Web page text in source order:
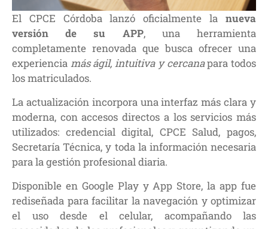
El CPCE Córdoba lanzó oficialmente la nueva
versión de su APP, una herramienta
completamente renovada que busca ofrecer una
experiencia más ágil, intuitiva y cercanapara todos
los matriculados.
La actualización incorpora una interfaz más clara y
moderna, con accesos directos a los servicios más
utilizados: credencial digital, CPCE Salud, pagos,
Secretaría Técnica, y toda la información necesaria
para la gestión profesional diaria.
Disponible en Google Play y App Store, la app fue
rediseñada para facilitar la navegación y optimizar
el uso desde el celular, acompañando las